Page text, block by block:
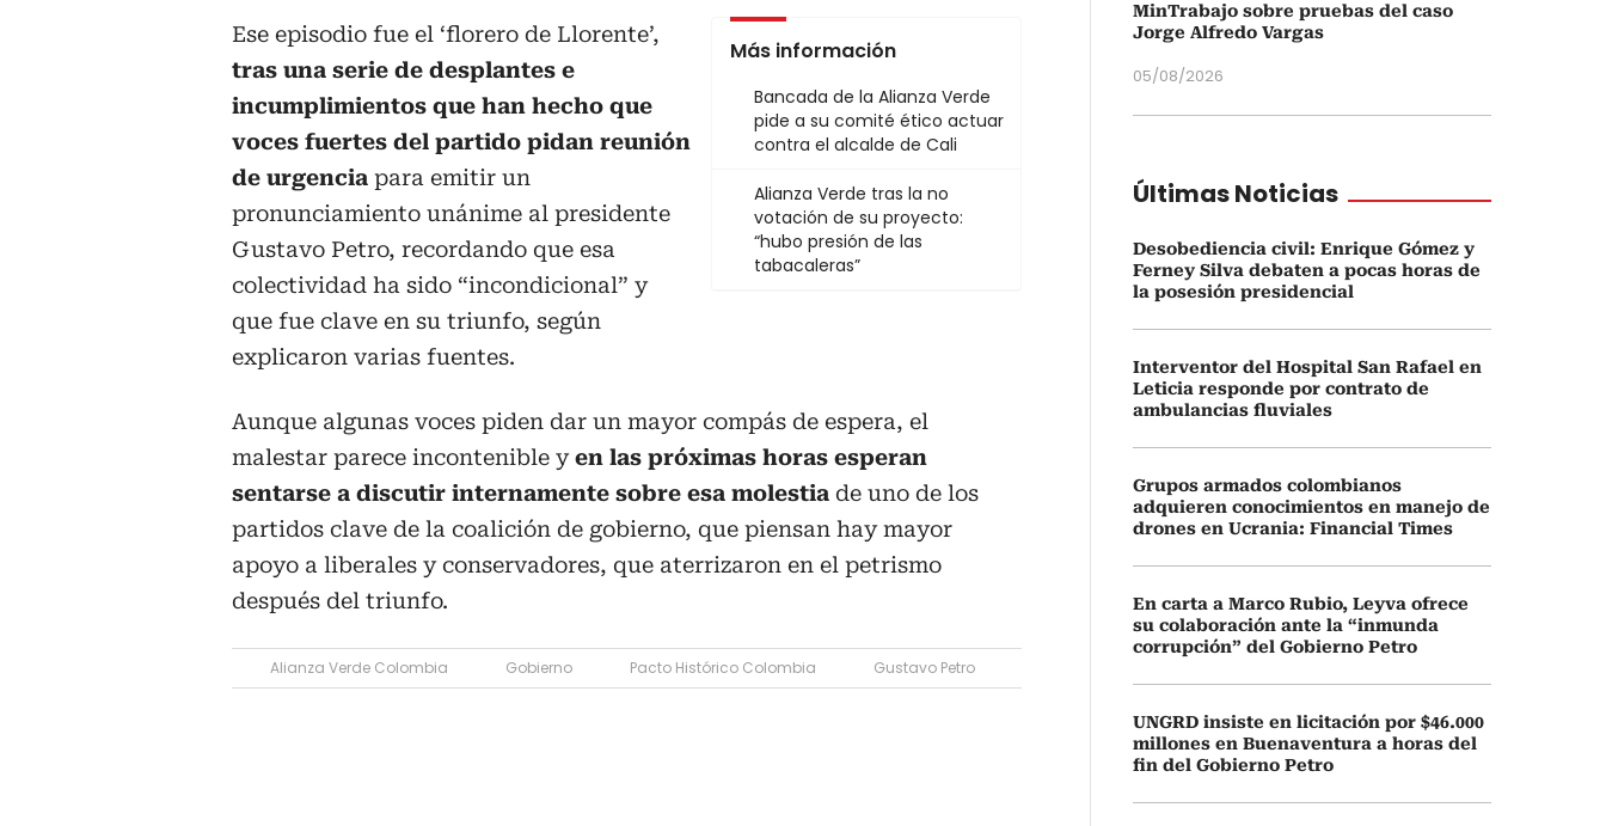
Más información
Bancada de la Alianza Verde
pide a su comité ético actuar
contra el alcalde de Cali
Alianza Verde tras la no
votación de su proyecto:
“hubo presión de las
tabacaleras”
Ese episodio fue el ‘florero de Llorente’,
tras una serie de desplantes e
incumplimientos que han hecho que
voces fuertes del partido pidan reunión
de urgencia para emitir un
pronunciamiento unánime al presidente
Gustavo Petro, recordando que esa
colectividad ha sido “incondicional” y
que fue clave en su triunfo, según
explicaron varias fuentes.
Aunque algunas voces piden dar un mayor compás de espera, el
malestar parece incontenible yen las próximas horas esperan
sentarse a discutir internamente sobre esa molestia de uno de los
partidos clave de la coalición de gobierno, que piensan hay mayor
apoyo a liberales y conservadores, que aterrizaron en el petrismo
después del triunfo.
Alianza Verde Colombia Gobierno Pacto Histórico Colombia Gustavo Petro
MinTrabajo sobre pruebas del caso
Jorge Alfredo Vargas
05/08/2026
Últimas Noticias
Desobediencia civil: Enrique Gómez y
Ferney Silva debaten a pocas horas de
la posesión presidencial
Interventor del Hospital San Rafael en
Leticia responde por contrato de
ambulancias fluviales
Grupos armados colombianos
adquieren conocimientos en manejo de
drones en Ucrania: Financial Times
En carta a Marco Rubio, Leyva ofrece
su colaboración ante la “inmunda
corrupción” del Gobierno Petro
UNGRD insiste en licitación por $46.000
millones en Buenaventura a horas del
fin del Gobierno Petro